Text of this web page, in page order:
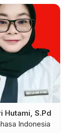
Hutami, S.Pd
Indonesia